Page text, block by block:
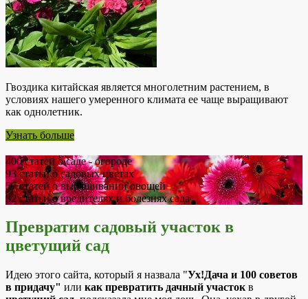
Гвоздика китайская является многолетним растением, в
условиях нашего умеренного климата ее чаще выращивают
как однолетник.
Узнать больше
400статей о саде - огороде
93статьи о садовых цветах
57статей о выращивании овощей
32статьи о вредителях и болезнях сада
Превратим садовый участок в
цветущий сад
Идею этого сайта, который я назвала "Ух!Дача и 100 советов
в придачу" или как превратить дачный участок в